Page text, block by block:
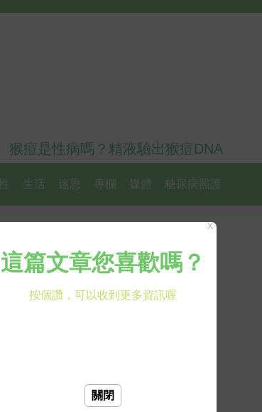
猴痘是性病嗎？精液驗出猴痘DNA
生活 迷思 專欄 媒體 糖尿病照護
公開
X
關閉